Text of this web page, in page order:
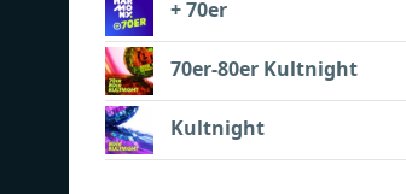
+ 70er
70er-80er Kultnight
Kultnight